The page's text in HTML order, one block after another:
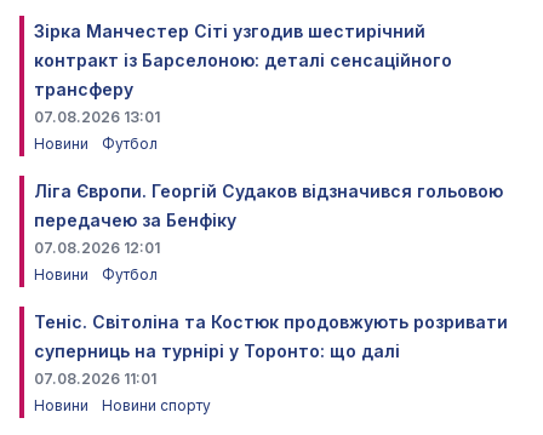
Зірка Манчестер Сіті узгодив шестирічний
контракт із Барселоною: деталі сенсаційного
трансферу
07.08.2026 13:01
Новини
Футбол
Ліга Європи. Георгій Судаков відзначився гольовою
передачею за Бенфіку
07.08.2026 12:01
Новини
Футбол
Теніс. Світоліна та Костюк продовжують розривати
суперниць на турнірі у Торонто: що далі
07.08.2026 11:01
Новини
Новини спорту